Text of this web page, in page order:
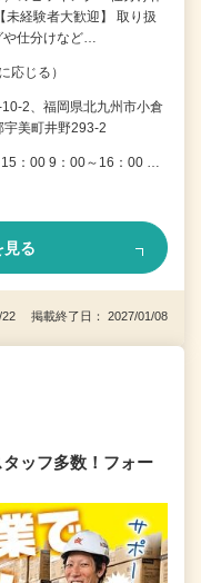
未経験者大歓迎】 取り扱
や仕分けなど…
応じる）
2、福岡県北九州市小倉
美町井野293-2
：00 9：00～16：00 …
見る
22 掲載終了日： 2027/01/08
ッフ多数！フォー